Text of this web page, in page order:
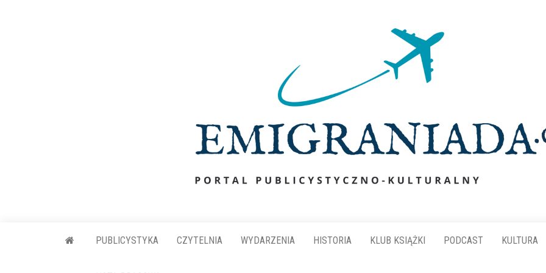
PUBLICYSTYKA CZYTELNIA WYDARZENIA HISTORIA KLUB KSIĄŻKI PODCAST KULTURA